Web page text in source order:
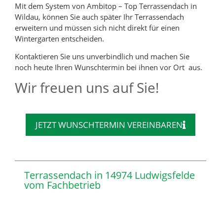
Mit dem System von Ambitop – Top Terrassendach in
Wildau, können Sie auch später Ihr Terrassendach
erweitern und müssen sich nicht direkt für einen
Wintergarten entscheiden.
Kontaktieren Sie uns unverbindlich und machen Sie
noch heute Ihren Wunschtermin bei ihnen vor Ort aus.
Wir freuen uns auf Sie!
JETZT WUNSCHTERMIN VEREINBAREN
Terrassendach in 14974 Ludwigsfelde
vom Fachbetrieb